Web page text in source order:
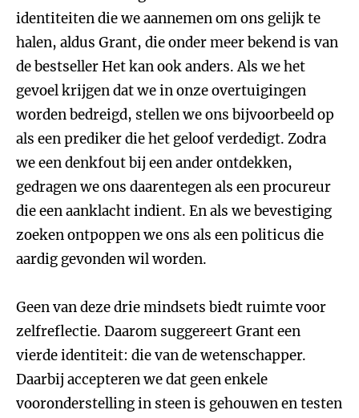
identiteiten die we aannemen om ons gelijk te
halen, aldus Grant, die onder meer bekend is van
de bestseller Het kan ook anders. Als we het
gevoel krijgen dat we in onze overtuigingen
worden bedreigd, stellen we ons bijvoorbeeld op
als een prediker die het geloof verdedigt. Zodra
we een denkfout bij een ander ontdekken,
gedragen we ons daarentegen als een procureur
die een aanklacht indient. En als we bevestiging
zoeken ontpoppen we ons als een politicus die
aardig gevonden wil worden.
Geen van deze drie mindsets biedt ruimte voor
zelfreflectie. Daarom suggereert Grant een
vierde identiteit: die van de wetenschapper.
Daarbij accepteren we dat geen enkele
vooronderstelling in steen is gehouwen en testen